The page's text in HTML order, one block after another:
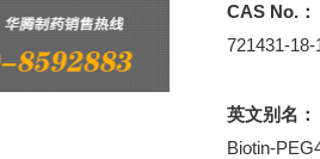
CAS No.：
721431-18-
英文别名：
Biotin-